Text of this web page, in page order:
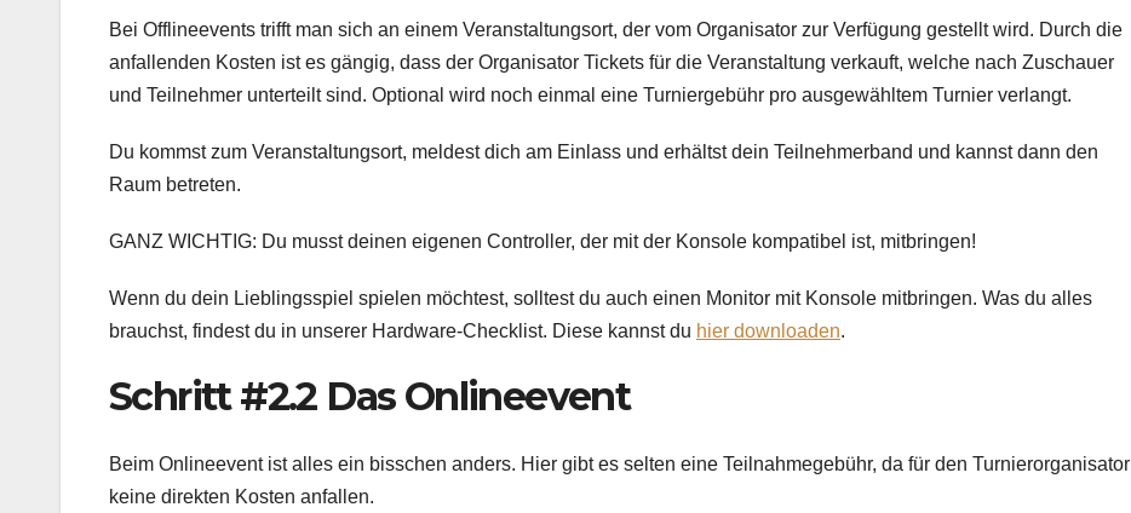
Bei Offlineevents trifft man sich an einem Veranstaltungsort, der vom Organisator zur Verfügung gestellt wird. Durch die
anfallenden Kosten ist es gängig, dass der Organisator Tickets für die Veranstaltung verkauft, welche nach Zuschauer
und Teilnehmer unterteilt sind. Optional wird noch einmal eine Turniergebühr pro ausgewähltem Turnier verlangt.
Du kommst zum Veranstaltungsort, meldest dich am Einlass und erhältst dein Teilnehmerband und kannst dann den
Raum betreten.
GANZ WICHTIG: Du musst deinen eigenen Controller, der mit der Konsole kompatibel ist, mitbringen!
Wenn du dein Lieblingsspiel spielen möchtest, solltest du auch einen Monitor mit Konsole mitbringen. Was du alles
brauchst, findest du in unserer Hardware-Checklist. Diese kannst du hier downloaden.
Schritt #2.2 Das Onlineevent
Beim Onlineevent ist alles ein bisschen anders. Hier gibt es selten eine Teilnahmegebühr, da für den Turnierorganisator
keine direkten Kosten anfallen.